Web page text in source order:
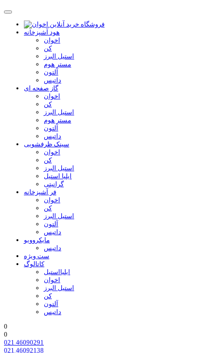
هود آشپزخانه
اخوان
کن
استیل البرز
مستر هوم
آلتون
داتیس
گاز صفحه ای
اخوان
کن
استیل البرز
مستر هوم
آلتون
داتیس
سینک ظرفشویی
اخوان
کن
استیل البرز
ایلیا استیل
گرانیتی
فر آشپزخانه
اخوان
کن
استیل البرز
آلتون
داتیس
مایکروویو
داتیس
ست ویژه
کاتالوگ
ایلیااستیل
اخوان
استیل البرز
کن
آلتون
داتیس
0
0
021 46090291
021 46092138